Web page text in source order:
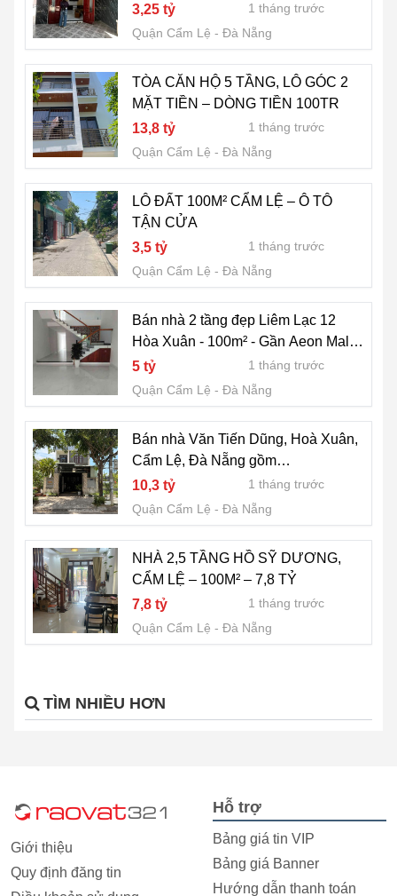
3,25 tỷ
1 tháng trước
Quận Cẩm Lệ
Đà Nẵng
TÒA CĂN HỘ 5 TẦNG, LÔ GÓC 2
MẶT TIỀN – DÒNG TIỀN 100TR
13,8 tỷ
1 tháng trước
Quận Cẩm Lệ
Đà Nẵng
LÔ ĐẤT 100M² CẨM LỆ – Ô TÔ
TẬN CỬA
3,5 tỷ
1 tháng trước
Quận Cẩm Lệ
Đà Nẵng
Bán nhà 2 tầng đẹp Liêm Lạc 12
Hòa Xuân - 100m² - Gần Aeon Mall -
Giá tốt.
5 tỷ
1 tháng trước
Quận Cẩm Lệ
Đà Nẵng
Bán nhà Văn Tiến Dũng, Hoà Xuân,
Cẩm Lệ, Đà Nẵng gồm
Đất+Nhà+Xưởng sx Bánh
10,3 tỷ
1 tháng trước
Quận Cẩm Lệ
Đà Nẵng
NHÀ 2,5 TẦNG HỒ SỸ DƯƠNG,
CẨM LỆ – 100M² – 7,8 TỶ
7,8 tỷ
1 tháng trước
Quận Cẩm Lệ
Đà Nẵng
TÌM NHIỀU HƠN
Giới thiệu
Quy định đăng tin
Hỗ trợ
Bảng giá tin VIP
Bảng giá Banner
Hướng dẫn thanh toán